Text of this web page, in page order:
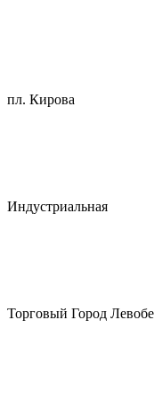
пл. Кирова
Индустриальная
Торговый Город